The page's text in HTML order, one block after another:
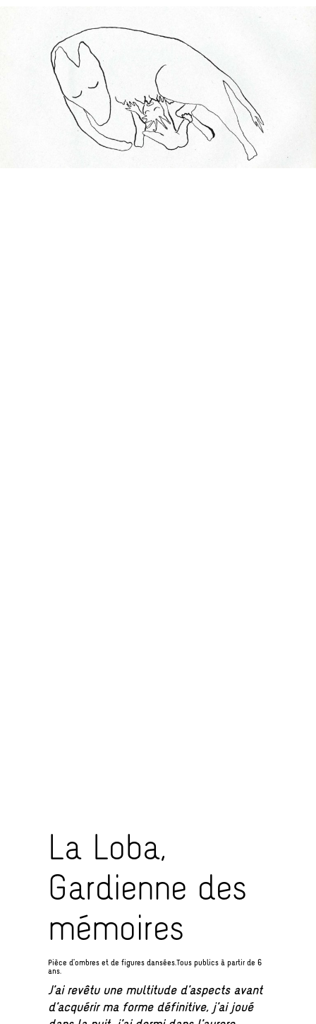
La Loba,
Gardienne des
mémoires
Pièce d’ombres et de figures dansées.Tous publics à partir de 6
ans.
J’ai revêtu une multitude d’aspects avant
d’acquérir ma forme définitive, j’ai joué